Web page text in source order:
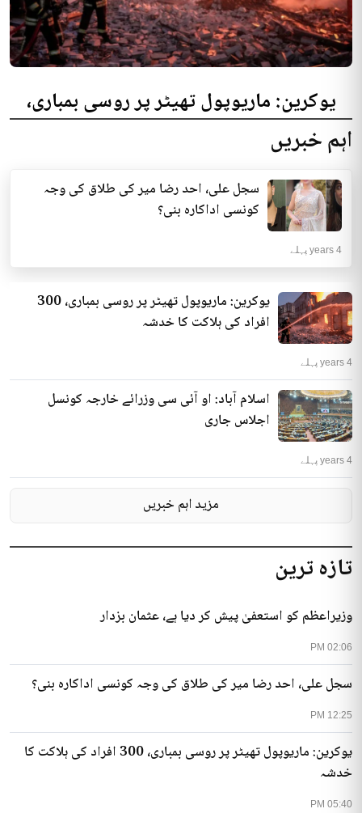
تازہ ترین
02:06 PM
وزیراعظم کو استعفیٰ پیش کر دیا ہے، عثمان بزدار
12:25 PM
سجل علی، احد رضا میر کی طلاق کی وجہ کونسی اداکارہ بنی؟
05:40 PM
یوکرین: ماریوپول تھیٹر پر روسی بمباری، 300 افراد کی ہلاکت کا
خدشہ
یوکرین: ماریوپول تھیٹر پر روسی بمباری،
300 افراد کی ہلاکت کا خدشہ
کا خدشہ ظاہر کیا اور کہا کہ کم...
انٹرنیشنل | 4 years پہلے
اہم خبریں
سجل علی، احد رضا میر کی طلاق کی وجہ
کونسی اداکارہ بنی؟
4 years پہلے
یوکرین: ماریوپول تھیٹر پر روسی بمباری، 300
افراد کی ہلاکت کا خدشہ
4 years پہلے
اسلام آباد: او آئی سی وزرائے خارجہ کونسل
اجلاس جاری
4 years پہلے
مزید اہم خبریں